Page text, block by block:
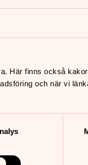
Här finns också
och när vi